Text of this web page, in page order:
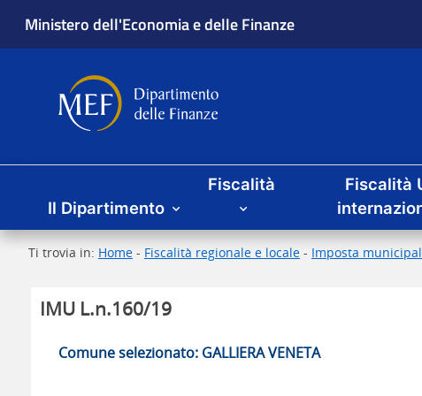
Ministero dell'Economia e delle Finanze
Dipartimento delle Finanze
Menu principale
Il Dipartimento
Fiscalità
Fiscalità
Ti trovia in: Home - Fiscalità regionale e locale - Imposta
IMU L.n.160/19
Comune selezionato: GALLIERA VENETA